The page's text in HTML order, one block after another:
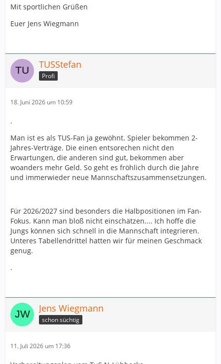
Mit sportlichen Grüßen
Euer Jens Wiegmann
TUSStefan
Profi
18. Juni 2026 um 10:59
.
Man ist es als TUS-Fan ja gewöhnt. Spieler bekommen 2-
Jahres-Verträge. Die einen entsorechen nicht den
Erwartungen, die anderen sind gut, bekommen aber
woanders mehr Geld. So geht es fröhlich durch die Jahre
und immerwieder neue Mannschaftszusammensetzungen.
Für 2026/2027 sind besonders die Halbpositionen im Fan-
Fokus. Kann man bloß nicht einschätzen.... Ich hoffe die
Jungs können sich schnell in die Mannschaft integrieren.
Unteres Tabellendrittel hatten wir für meinen Geschmack
genug.
.
Jens Wiegmann
schon süchtig
11. Juli 2026 um 17:36